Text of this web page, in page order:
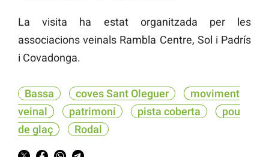
La visita ha estat organitzada per les
associacions veinals Rambla Centre, Sol i Padrís
i Covadonga.
Bassa coves Sant Oleguer
moviment
veinal
patrimoni pista coberta
pou
de glaç
Rodal